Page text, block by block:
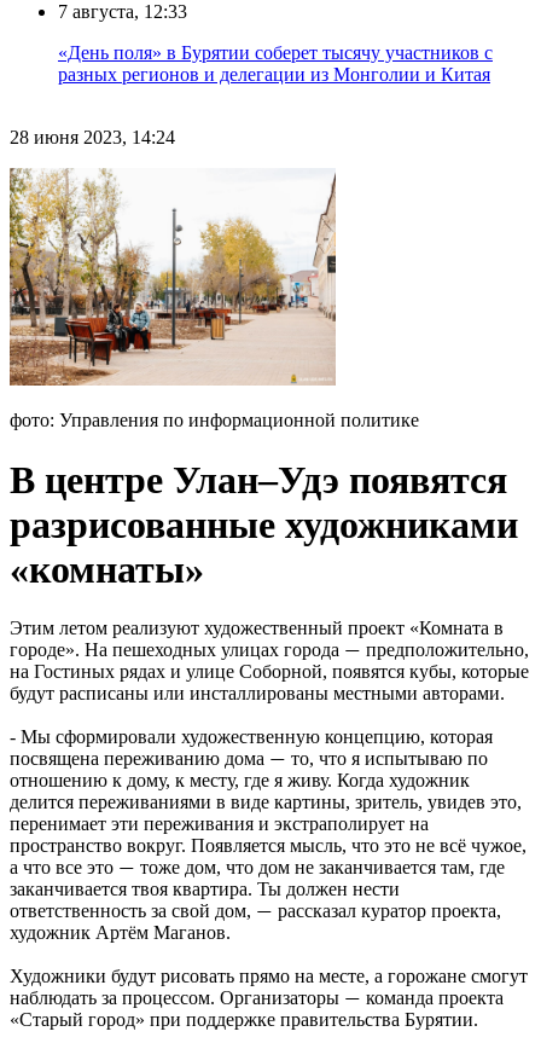
7 августа, 12:33
«День поля» в Бурятии соберет тысячу участников с
разных регионов и делегации из Монголии и Китая
28 июня 2023, 14:24
фото: Управления по информационной политике
В центре Улан–Удэ появятся
разрисованные художниками
«комнаты»
Этим летом реализуют художественный проект «Комната в
городе». На пешеходных улицах города — предположительно,
на Гостиных рядах и улице Соборной, появятся кубы, которые
будут расписаны или инсталлированы местными авторами.
- Мы сформировали художественную концепцию, которая
посвящена переживанию дома — то, что я испытываю по
отношению к дому, к месту, где я живу. Когда художник
делится переживаниями в виде картины, зритель, увидев это,
перенимает эти переживания и экстраполирует на
пространство вокруг. Появляется мысль, что это не всё чужое,
а что все это — тоже дом, что дом не заканчивается там, где
заканчивается твоя квартира. Ты должен нести
ответственность за свой дом, — рассказал куратор проекта,
художник Артём Маганов.
Художники будут рисовать прямо на месте, а горожане смогут
наблюдать за процессом. Организаторы — команда проекта
«Старый город» при поддержке правительства Бурятии.